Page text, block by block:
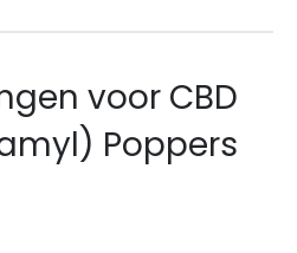
voor CBD
Poppers